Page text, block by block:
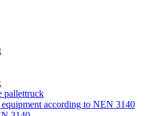
pallettruck
according to NEN 3140